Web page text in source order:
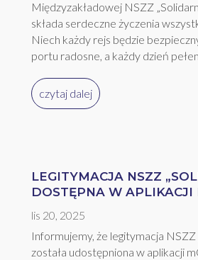
Międzyzakładowej NSZZ
składa serdeczne życzenia
Niech każdy rejs będzie
portu radosne, a każdy dzień
czytaj dalej
LEGITYMACJA NSZZ
DOSTĘPNA W APLIKACJI
lis 20, 2025
Informujemy, że legitymacja NSZZ
została udostępniona w aplikacji